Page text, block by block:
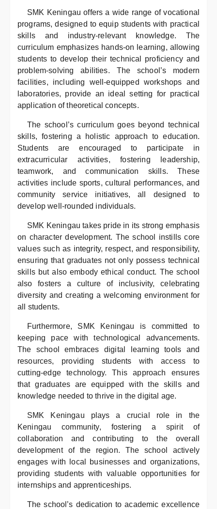
SMK Keningau offers a wide range of vocational
programs, designed to equip students with practical
skills and industry-relevant knowledge. The
curriculum emphasizes hands-on learning, allowing
students to develop their technical proficiency and
problem-solving abilities. The school’s modern
facilities, including well-equipped workshops and
laboratories, provide an ideal setting for practical
application of theoretical concepts.
The school’s curriculum goes beyond technical
skills, fostering a holistic approach to education.
Students are encouraged to participate in
extracurricular activities, fostering leadership,
teamwork, and communication skills. These
activities include sports, cultural performances, and
community service initiatives, all designed to
develop well-rounded individuals.
SMK Keningau takes pride in its strong emphasis
on character development. The school instills core
values such as integrity, respect, and responsibility,
ensuring that graduates not only possess technical
skills but also embody ethical conduct. The school
also fosters a culture of inclusivity, celebrating
diversity and creating a welcoming environment for
all students.
Furthermore, SMK Keningau is committed to
keeping pace with technological advancements.
The school embraces digital learning tools and
resources, providing students with access to
cutting-edge technology. This approach ensures
that graduates are equipped with the skills and
knowledge needed to thrive in the digital age.
SMK Keningau plays a crucial role in the
Keningau community, fostering a spirit of
collaboration and contributing to the overall
development of the region. The school actively
engages with local businesses and organizations,
providing students with valuable opportunities for
internships and apprenticeships.
The school’s dedication to academic excellence